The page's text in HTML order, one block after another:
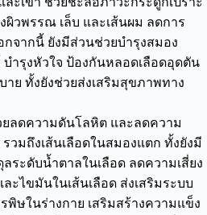
ผิวพรรณ เล็บ และเส้นผม ลดการ
กจากนี้ ยังมีส่วนช่วยบำรุงสมอง
บำรุงหัวใจ ป้องกันหลอดเลือดอุดตัน
าย ทั้งยังช่วยส่งเสริมสุขภาพทาง
ลดความดันโลหิต และลดความ
รวมถึงเส้นเลือดในสมองแตก ทั้งยังมี
ระดับน้ำตาลในเลือด ลดความเสี่ยง
ละไขมันในเส้นเลือด ส่งเสริมระบบ
พิษในร่างกาย เสริมสร้างความแข็ง